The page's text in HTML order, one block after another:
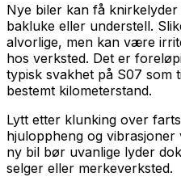
Nye biler kan få
bakluke eller understell.
alvorlige, men kan være
hos verksted. Det er
typisk svakhet på S07 som
bestemt kilometerstand.
Lytt etter klunking over
hjuloppheng og vibrasjoner
ny bil bør uvanlige lyder
selger eller merkeverksted.